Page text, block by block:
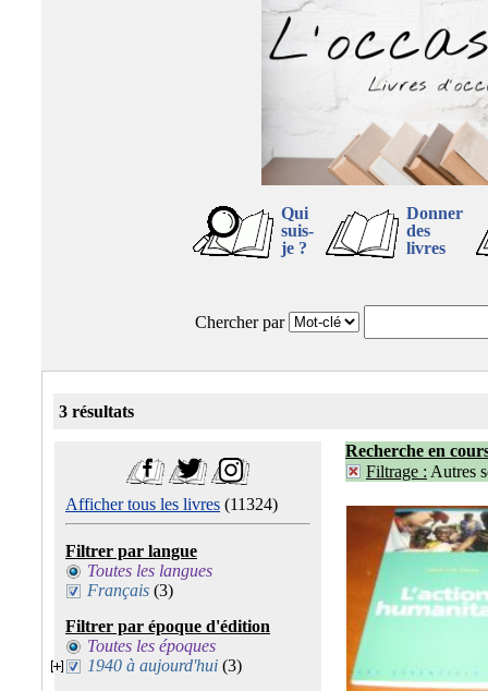
Qui
suis-
je ?
Donner
des
livres
Chercher par
3 résultats
Afficher tous les livres (11324)
Filtrer par langue
Toutes les langues
Français (3)
Filtrer par époque d'édition
Toutes les époques
1940 à aujourd'hui (3)
Recherche en
Filtrage : Autres